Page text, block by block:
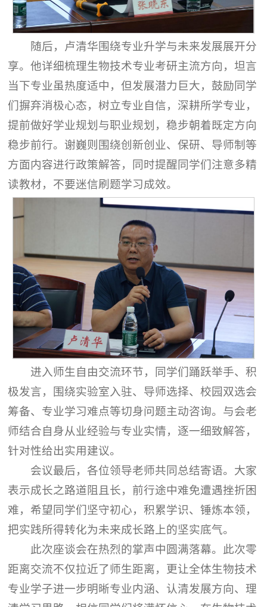
随后，卢清华围绕专业升学与未来发展展开分
享。他详细梳理生物技术专业考研主流方向，坦言
当下专业虽热度适中，但发展潜力巨大，鼓励同学
们摒弃消极心态，树立专业自信，深耕所学专业，
提前做好学业规划与职业规划，稳步朝着既定方向
稳步前行。谢巍则围绕创新创业、保研、导师制等
方面内容进行政策解答，同时提醒同学们注意多精
读教材，不要迷信刷题学习成效。
进入师生自由交流环节，同学们踊跃举手、积
极发言，围绕实验室入驻、导师选择、校园双选会
筹备、专业学习难点等切身问题主动咨询。与会老
师结合自身从业经验与专业实情，逐一细致解答，
针对性给出实用建议。
会议最后，各位领导老师共同总结寄语。大家
表示成长之路道阻且长，前行途中难免遭遇挫折困
难，希望同学们坚守初心，积累学识、锤炼本领，
把实践所得转化为未来成长路上的坚实底气。
此次座谈会在热烈的掌声中圆满落幕。此次零
距离交流不仅拉近了师生距离，更让全体生物技术
专业学子进一步明晰专业内涵、认清发展方向、理